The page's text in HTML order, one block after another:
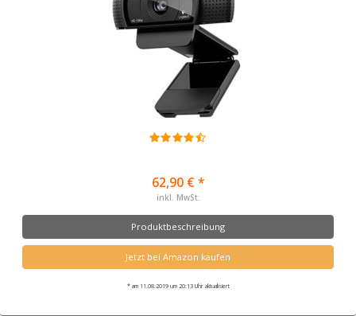
62,90 € *
inkl. MwSt.
Produktbeschreibung
Jetzt bei Amazon kaufen
* am 11.08.2019 um 20:13 Uhr aktualisiert